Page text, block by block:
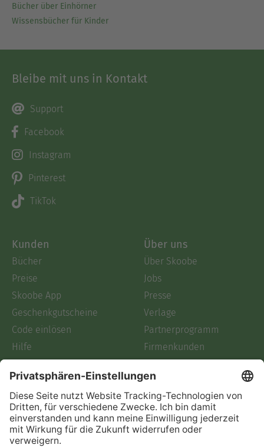
Bücher über Einhörner
Wissensbücher für Kinder
Bleibe mit uns in Kontakt
Support
Facebook
Instagram
Pinterest
TikTok
Kunden
Bücher
Preise
Skoobe App
Geschenkgutscheine
Code einlösen
Hilfe
Login
Skoobe liest
Über uns
Über Skoobe
Jobs
Presse
Verlage
Partnerprogramm
Firmenkunden
Rechtliches